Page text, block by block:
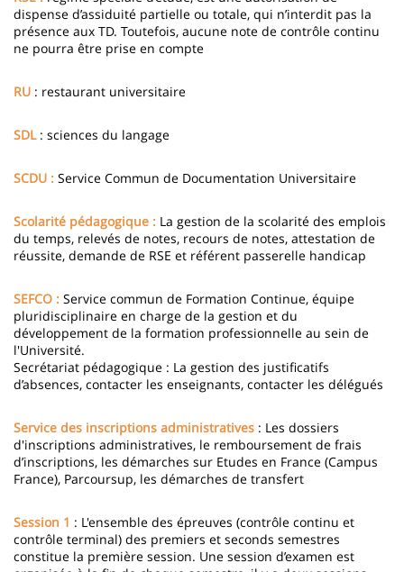
dispense d’assiduité partielle ou totale, qui n’interdit pas la
présence aux TD. Toutefois, aucune note de contrôle continu
ne pourra être prise en compte
RU : restaurant universitaire
SDL : sciences du langage
SCDU : Service Commun de Documentation Universitaire
Scolarité pédagogique : La gestion de la scolarité des emplois
du temps, relevés de notes, recours de notes, attestation de
réussite, demande de RSE et référent passerelle handicap
SEFCO : Service commun de Formation Continue, équipe
pluridisciplinaire en charge de la gestion et du
développement de la formation professionnelle au sein de
l'Université.
Secrétariat pédagogique : La gestion des justificatifs
d’absences, contacter les enseignants, contacter les délégués
Service des inscriptions administratives : Les dossiers
d'inscriptions administratives, le remboursement de frais
d’inscriptions, les démarches sur Etudes en France (Campus
France), Parcoursup, les démarches de transfert
Session 1 : L'ensemble des épreuves (contrôle continu et
contrôle terminal) des premiers et seconds semestres
constitue la première session. Une session d’examen est